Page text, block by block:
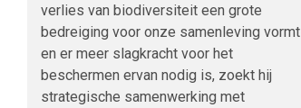
verlies van biodiversiteit een grote
bedreiging voor onze samenleving vormt
en er meer slagkracht voor het
beschermen ervan nodig is, zoekt hij
strategische samenwerking met